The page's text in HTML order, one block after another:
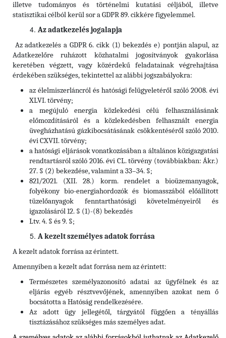
illetve tudományos és történelmi kutatási céljából, illetve
statisztikai célból kerül sor a GDPR 89. cikkére figyelemmel.
Az adatkezelés jogalapja
Az adatkezelés a GDPR 6. cikk (1) bekezdés e) pontján alapul, az
Adatkezelőre ruházott közhatalmi jogosítványok gyakorlása
keretében végzett, vagy közérdekű feladatainak végrehajtása
érdekében szükséges, tekintettel az alábbi jogszabályokra:
az élelmiszerláncról és hatósági felügyeletéről szóló 2008. évi
XLVI. törvény;
a megújuló energia közlekedési célú felhasználásának
előmozdításáról és a közlekedésben felhasznált energia
üvegházhatású gázkibocsátásának csökkentéséről szóló 2010.
évi CXVII. törvény;
a hatósági eljárások vonatkozásában a általános közigazgatási
rendtartásról szóló 2016. évi CL. törvény (továbbiakban: Ákr.)
27. § (2) bekezdése, valamint a 33–34. §;
821/2021. (XII. 28.) korm. rendelet a bioüzemanyagok,
folyékony bio-energiahordozók és biomasszából előállított
tüzelőanyagok fenntarthatósági követelményeiről és
igazolásáról 12. § (1)-(8) bekezdés
Ltv. 4. § és 9. §;
A kezelt személyes adatok forrása
A kezelt adatok forrása az érintett.
Amennyiben a kezelt adat forrása nem az érintett:
Természetes személyazonosító adatai az ügyfélnek és az
eljárás egyéb résztvevőjének, amennyiben azokat nem ő
bocsátotta a Hatóság rendelkezésére.
Az adott ügy jellegétől, tárgyától függően a tényállás
tisztázásához szükséges más személyes adat.